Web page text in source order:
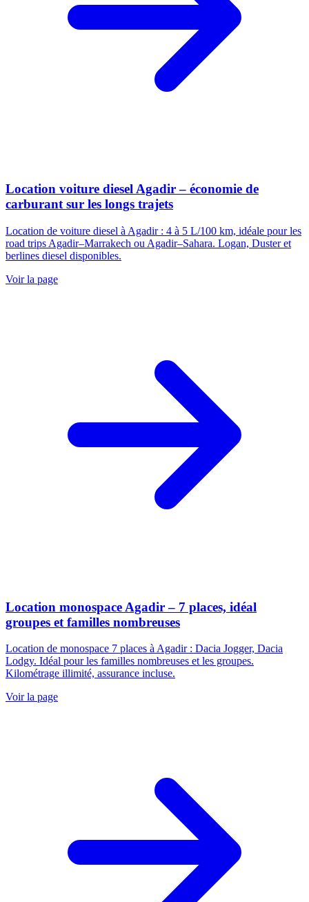
Location voiture diesel Agadir – économie de
carburant sur les longs trajets
Location de voiture diesel à Agadir : 4 à 5 L/100 km, idéale pour les
road trips Agadir–Marrakech ou Agadir–Sahara. Logan, Duster et
berlines diesel disponibles.
Voir la page
Location monospace Agadir – 7 places, idéal
groupes et familles nombreuses
Location de monospace 7 places à Agadir : Dacia Jogger, Dacia
Lodgy. Idéal pour les familles nombreuses et les groupes.
Kilométrage illimité, assurance incluse.
Voir la page